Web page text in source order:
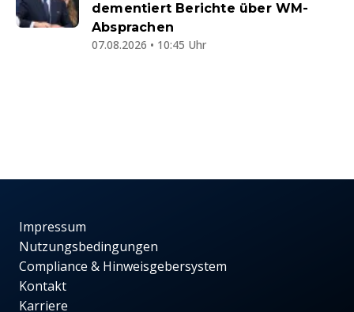
dementiert Berichte über WM-
Absprachen
07.08.2026 • 10:45 Uhr
Impressum
Nutzungsbedingungen
Compliance & Hinweisgebersystem
Kontakt
Karriere